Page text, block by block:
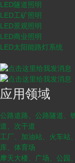
LED隧道照明
LED工矿照明
LED景观照明
LED商业照明
LED太阳能路灯系统
应用领域
公路道路、公路隧道、
道、次干道
工厂、加油站、火车站
库、体育场
摩天大楼、广场、公园